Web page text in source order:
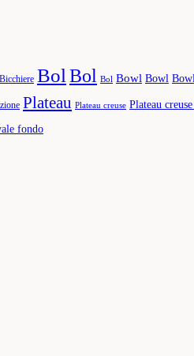
Bicchiere Bol Bol Bol Bowl Bowl Bowl
Plateau Plateau creuse Plateau
fondo